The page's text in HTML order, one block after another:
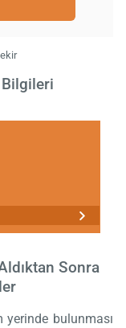
Bilgileri
Sonra
yerinde bulunması